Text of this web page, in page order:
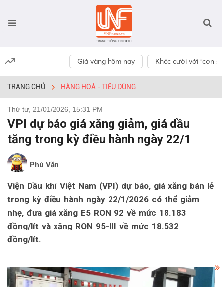
Giá vàng hôm nay Khóc cười với “cơn
TRANG CHỦ HÀNG HOÁ - TIÊU DÙNG
Thứ tư, 21/01/2026, 15:31 PM
VPI dự báo giá xăng giảm, giá dầu
tăng trong kỳ điều hành ngày 22/1
Phú Văn
Viện Dầu khí Việt Nam (VPI) dự báo, giá xăng bán lẻ
trong kỳ điều hành ngày 22/1/2026 có thể giảm
nhẹ, đưa giá xăng E5 RON 92 về mức 18.183
đồng/lít và xăng RON 95-III về mức 18.532
đồng/lít.